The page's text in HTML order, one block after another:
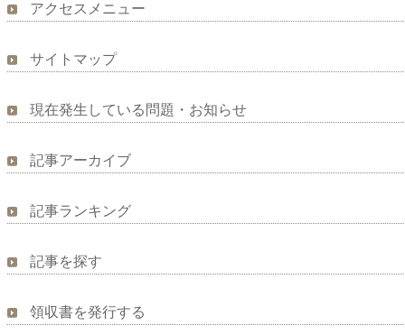
アクセスメニュー
サイトマップ
現在発生している問題・お知らせ
記事アーカイブ
記事ランキング
記事を探す
領収書を発行する